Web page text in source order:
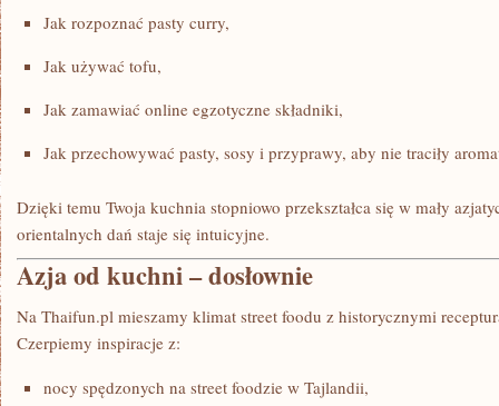
Jak rozpoznać pasty curry,
Jak używać tofu,
Jak zamawiać online egzotyczne składniki,
Jak przechowywać pasty, sosy i przyprawy, aby nie traciły
Dzięki temu Twoja kuchnia stopniowo przekształca się w mały
orientalnych dań staje się intuicyjne.
Azja od kuchni – dosłownie
Na Thaifun.pl mieszamy klimat street foodu z historycznymi
Czerpiemy inspiracje z:
nocy spędzonych na street foodzie w Tajlandii,